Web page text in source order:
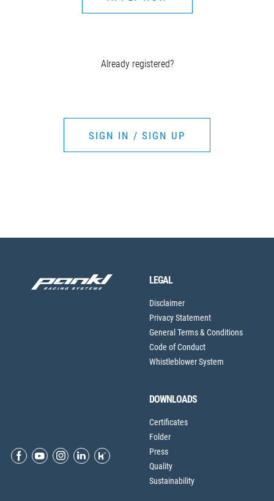
Already regis­tered?
SIGN IN / SIGN UP
LEGAL
Disclaimer
Privacy Statement
General Terms & Conditions
Code of Conduct
Whistleblower System
DOWNLOADS
Certificates
Folder
Press
Quality
Sustainability